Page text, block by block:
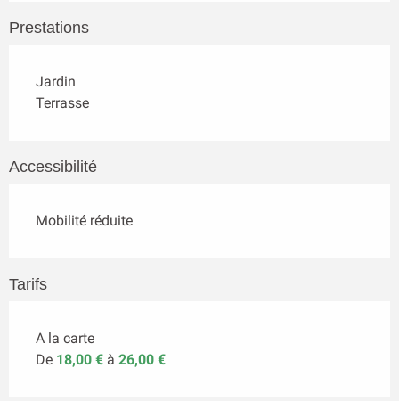
Prestations
Jardin
Terrasse
Accessibilité
Mobilité réduite
Tarifs
A la carte
De 18,00 € à 26,00 €